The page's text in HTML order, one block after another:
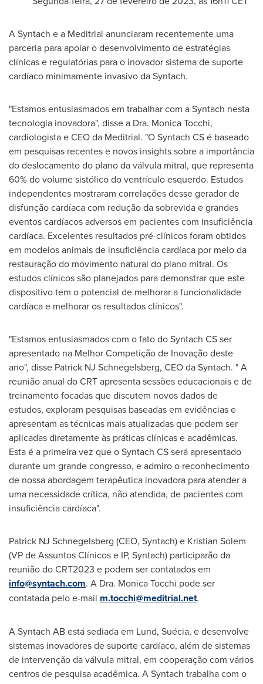
A Syntach e a Meditrial anunciaram recentemente uma
parceria para apoiar o desenvolvimento de estratégias
clínicas e regulatórias para o inovador sistema de suporte
cardíaco minimamente invasivo da Syntach.
"Estamos entusiasmados em trabalhar com a Syntach nesta
tecnologia inovadora", disse a Dra. Monica Tocchi,
cardiologista e CEO da Meditrial. "O Syntach CS é baseado
em pesquisas recentes e novos insights sobre a importância
do deslocamento do plano da válvula mitral, que representa
60% do volume sistólico do ventrículo esquerdo. Estudos
independentes mostraram correlações desse gerador de
disfunção cardíaca com redução da sobrevida e grandes
eventos cardíacos adversos em pacientes com insuficiência
cardíaca. Excelentes resultados pré-clínicos foram obtidos
em modelos animais de insuficiência cardíaca por meio da
restauração do movimento natural do plano mitral. Os
estudos clínicos são planejados para demonstrar que este
dispositivo tem o potencial de melhorar a funcionalidade
cardíaca e melhorar os resultados clínicos".
"Estamos entusiasmados com o fato do Syntach CS ser
apresentado na Melhor Competição de Inovação deste
ano", disse Patrick NJ Schnegelsberg, CEO da Syntach. " A
reunião anual do CRT apresenta sessões educacionais e de
treinamento focadas que discutem novos dados de
estudos, exploram pesquisas baseadas em evidências e
apresentam as técnicas mais atualizadas que podem ser
aplicadas diretamente às práticas clínicas e acadêmicas.
Esta é a primeira vez que o Syntach CS será apresentado
durante um grande congresso, e admiro o reconhecimento
de nossa abordagem terapêutica inovadora para atender a
uma necessidade crítica, não atendida, de pacientes com
insuficiência cardíaca".
Patrick NJ Schnegelsberg (CEO, Syntach) e Kristian Solem
(VP de Assuntos Clínicos e IP, Syntach) participarão da
reunião do CRT2023 e podem ser contatados em
info@syntach.com. A Dra. Monica Tocchi pode ser
contatada pelo e-mail m.tocchi@meditrial.net.
A Syntach AB está sediada em Lund, Suécia, e desenvolve
sistemas inovadores de suporte cardíaco, além de sistemas
de intervenção da válvula mitral, em cooperação com vários
centros de pesquisa acadêmica. A Syntach trabalha com o